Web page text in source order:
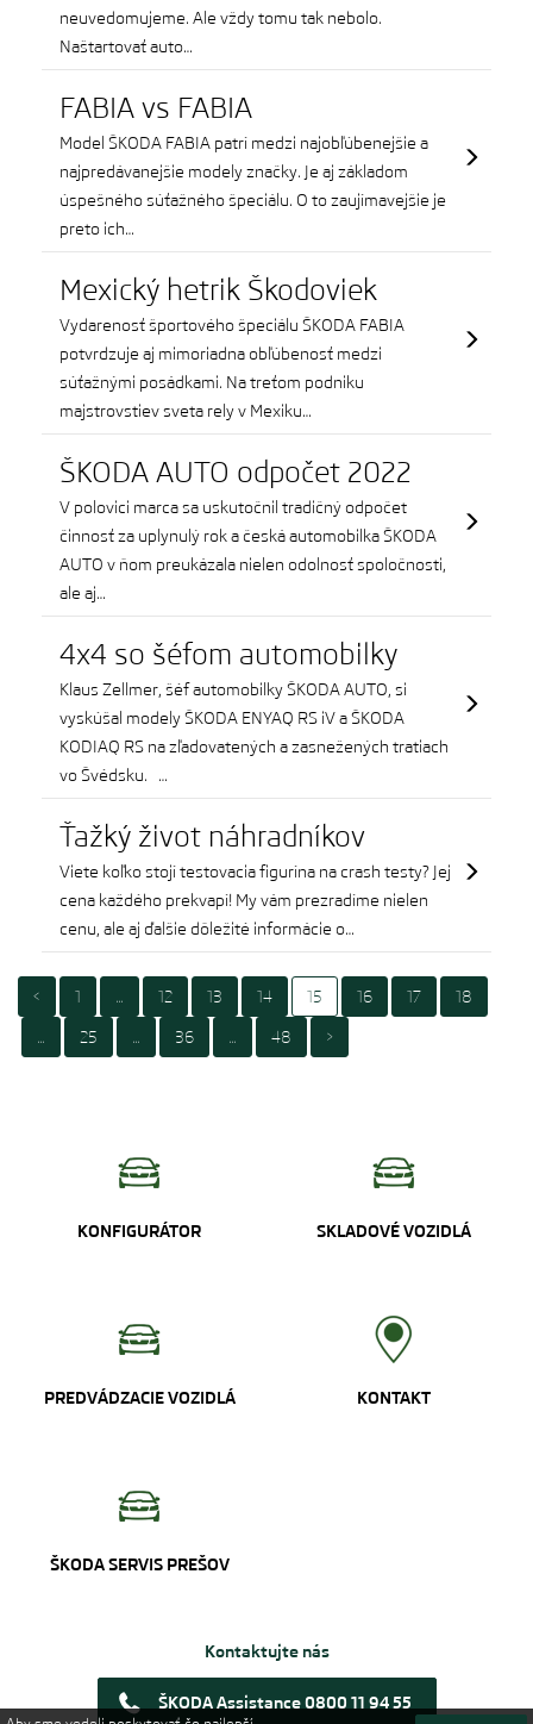
neuvedomujeme. Ale vždy tomu tak nebolo.
Naštartovať auto…
FABIA vs FABIA
Model ŠKODA FABIA patrí medzi najobľúbenejšie a
najpredávanejšie modely značky. Je aj základom
úspešného súťažného špeciálu. O to zaujímavejšie je
preto ich…
Mexický hetrik Škodoviek
Vydarenosť športového špeciálu ŠKODA FABIA
potvrdzuje aj mimoriadna obľúbenosť medzi
súťažnými posádkami. Na treťom podniku
majstrovstiev sveta rely v Mexiku…
ŠKODA AUTO odpočet 2022
V polovici marca sa uskutočnil tradičný odpočet
činnosť za uplynulý rok a česká automobilka ŠKODA
AUTO v ňom preukázala nielen odolnosť spoločnosti,
ale aj…
4x4 so šéfom automobilky
Klaus Zellmer, šéf automobilky ŠKODA AUTO, si
vyskúšal modely ŠKODA ENYAQ RS iV a ŠKODA
KODIAQ RS na zľadovatených a zasnežených tratiach
vo Švédsku. …
Ťažký život náhradníkov
Viete koľko stojí testovacia figurína na crash testy? Jej
cena každého prekvapí! My vám prezradíme nielen
cenu, ale aj ďalšie dôležité informácie o…
< 1 … 12 13 14 15 16 17 18
… 25 … 36 … 48 >
KONFIGURÁTOR SKLADOVÉ VOZIDLÁ
PREDVÁDZACIE VOZIDLÁ KONTAKT
ŠKODA SERVIS PREŠOV
Kontaktujte nás
ŠKODA Assistance 0800 11 94 55